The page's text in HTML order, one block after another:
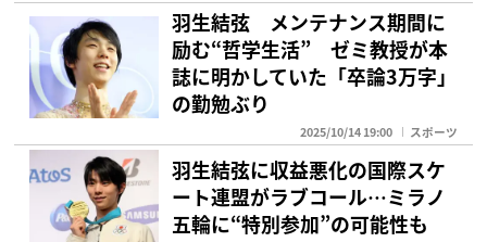
羽生結弦 メンテナンス期間に
励む“哲学生活” ゼミ教授が本
誌に明かしていた「卒論3万字」
の勤勉ぶり
2025/10/14 19:00 スポーツ
羽生結弦に収益悪化の国際スケ
ート連盟がラブコール…ミラノ
五輪に“特別参加”の可能性も